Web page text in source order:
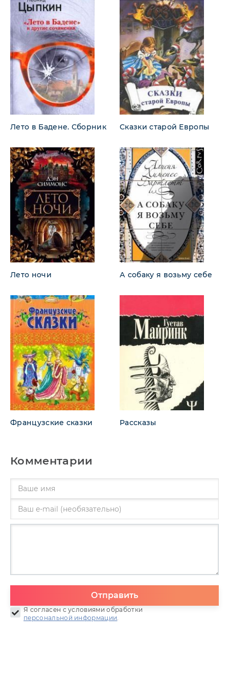
Лето в Бадене. Сборник Сказки старой Европы
Лето ночи А собаку я возьму себе
Французские сказки Рассказы
Комментарии
Отправить
Я согласен с условиями обработки
персональной информации